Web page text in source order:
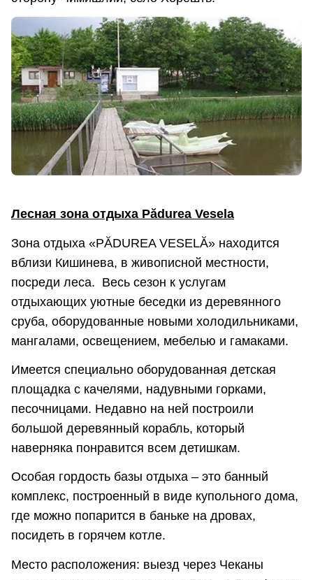
Лесная зона отдыха Pădurea Vesela
Зона отдыха «PĂDUREA VESELĂ» находится
вблизи Кишинева, в живописной местности,
посреди леса. Весь сезон к услугам
отдыхающих уютные беседки из деревянного
сруба, оборудованные новыми холодильниками,
мангалами, освещением, мебелью и гамаками.
Имеется специально оборудованная детская
площадка с качелями, надувными горками,
песочницами. Недавно на ней построили
большой деревянный корабль, который
наверняка понравится всем детишкам.
Особая гордость базы отдыха – это банный
комплекс, построенный в виде купольного дома,
где можно попарится в баньке на дровах,
посидеть в горячем котле.
Место расположения: выезд через Чеканы